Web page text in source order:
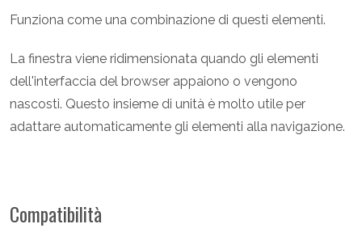
Funziona come una combinazione di questi elementi.
La finestra viene ridimensionata quando gli elementi
dell'interfaccia del browser appaiono o vengono
nascosti. Questo insieme di unità è molto utile per
adattare automaticamente gli elementi alla navigazione.
Compatibilità